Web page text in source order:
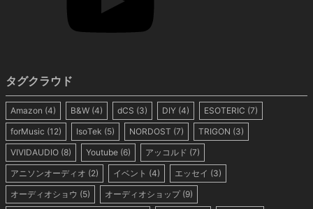
タグクラウド
Amazon (4) B&W (4) dCS (3) DIY (4) ESOTERIC (7)
forMusic (12) IsoTek (5) NORDOST (7) TRIGON (3)
VIVIDAUDIO (8) Youtube (6) アッコルド (7)
アニソンオーディオ (2) イベント (4) エッセイ (3)
オーディオショウ (5) オーディオショップ(9)